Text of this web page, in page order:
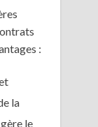
:
la
le